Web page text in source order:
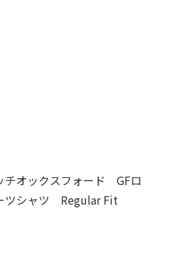
オックスフォード GFロ
シャツ Regular Fit